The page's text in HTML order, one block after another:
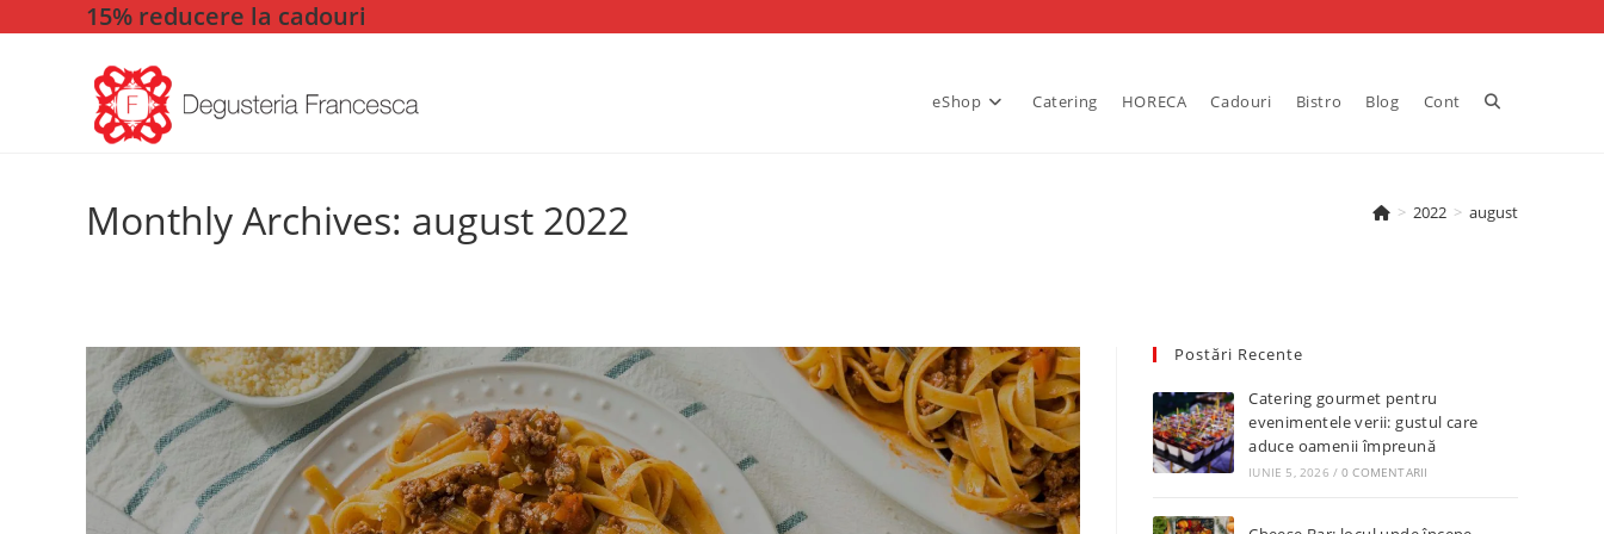
15% reducere la cadouri
eShop Catering HORECA Cadouri Bistro Blog Cont Toggle
Monthly Archives: august 2022 > 2022 > august
Postări Recente
Catering gourmet pentru
evenimentele verii: gustul care
aduce oamenii împreună
IUNIE 5, 2026 / 0 COMENTARII